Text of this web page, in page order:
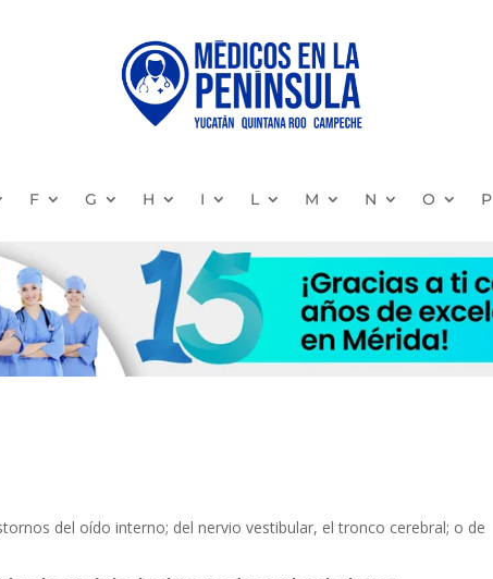
F G H I L M N O P
del oído interno; del nervio vestibular, el tronco cerebral; o de